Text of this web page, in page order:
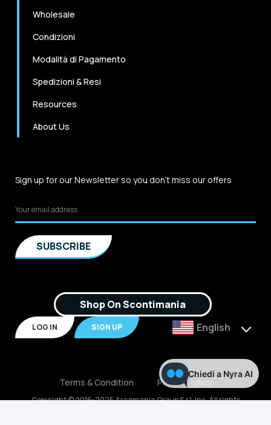
Chiedi a Nyra AI
Wholesale
Condizioni
Modalità di Pagamento
Spedizioni & Resi
Resources
About Us
Sign up for our Newsletter so you don't miss our offers
Shop On Scontimania
LOG IN SIGN UP English
Copyright © 2016-2025 Arcamania Group S.r.l, Inc. All rights
Terms & Condition Privacy Policy